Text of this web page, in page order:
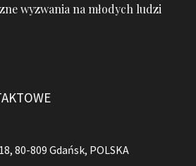
wyzwania na młodych ludzi
80-809 Gdańsk, POLSKA